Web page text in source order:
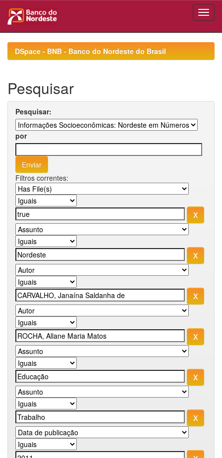
navigationDSpace - BNB - Banco do Nordeste do Brasil
Pesquisar
Pesquisar:
por
Filtros correntes: